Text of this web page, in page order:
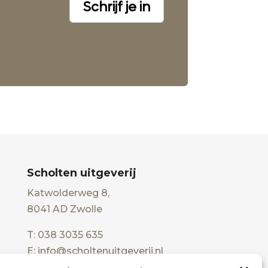
Schrijf je in
Scholten uitgeverij
Katwolderweg 8,
8041 AD Zwolle
T: 038 3035 635
E: info@scholtenuitgeverij.nl